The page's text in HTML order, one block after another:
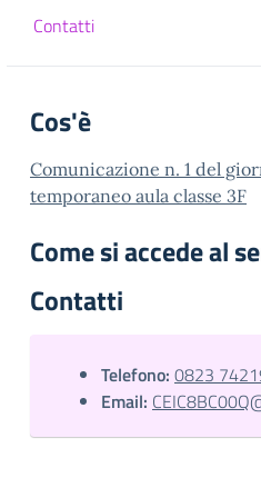
Contatti
Cos'è
Comunicazione n. 1 del
temporaneo aula classe 3F
Come si accede al
Contatti
Telefono: 0823
Email: